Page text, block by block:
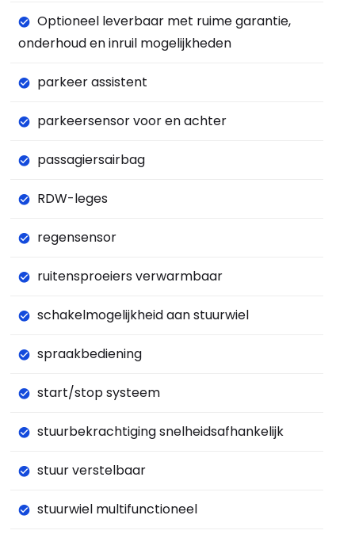
Optioneel leverbaar met ruime garantie,
onderhoud en inruil mogelijkheden
parkeer assistent
parkeersensor voor en achter
passagiersairbag
RDW-leges
regensensor
ruitensproeiers verwarmbaar
schakelmogelijkheid aan stuurwiel
spraakbediening
start/stop systeem
stuurbekrachtiging snelheidsafhankelijk
stuur verstelbaar
stuurwiel multifunctioneel